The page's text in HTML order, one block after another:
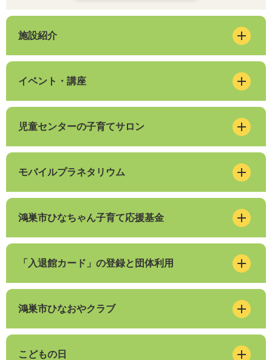
施設紹介
イベント・講座
児童センターの子育てサロン
モバイルプラネタリウム
鴻巣市ひなちゃん子育て応援基金
「入退館カード」の登録と団体利用
鴻巣市ひなおやクラブ
こどもの日